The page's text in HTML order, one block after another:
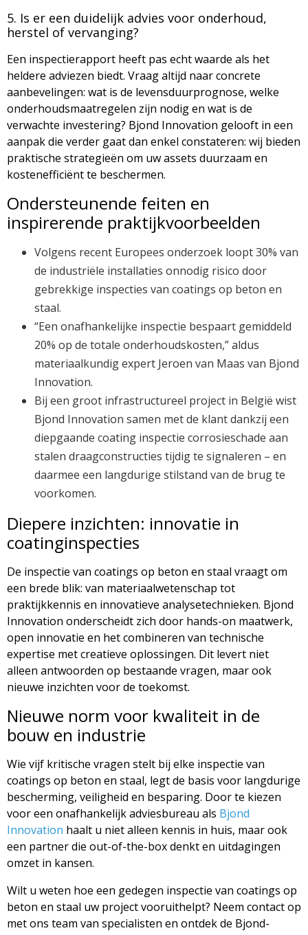
5. Is er een duidelijk advies voor onderhoud,
herstel of vervanging?
Een inspectierapport heeft pas echt waarde als het
heldere adviezen biedt. Vraag altijd naar concrete
aanbevelingen: wat is de levensduurprognose, welke
onderhoudsmaatregelen zijn nodig en wat is de
verwachte investering? Bjond Innovation gelooft in een
aanpak die verder gaat dan enkel constateren: wij bieden
praktische strategieën om uw assets duurzaam en
kostenefficiënt te beschermen.
Ondersteunende feiten en
inspirerende praktijkvoorbeelden
Volgens recent Europees onderzoek loopt 30% van
de industriële installaties onnodig risico door
gebrekkige inspecties van coatings op beton en
staal.
“Een onafhankelijke inspectie bespaart gemiddeld
20% op de totale onderhoudskosten,” aldus
materiaalkundig expert Jeroen van Maas van Bjond
Innovation.
Bij een groot infrastructureel project in België wist
Bjond Innovation samen met de klant dankzij een
diepgaande coating inspectie corrosieschade aan
stalen draagconstructies tijdig te signaleren – en
daarmee een langdurige stilstand van de brug te
voorkomen.
Diepere inzichten: innovatie in
coatinginspecties
De inspectie van coatings op beton en staal vraagt om
een brede blik: van materiaalwetenschap tot
praktijkkennis en innovatieve analysetechnieken. Bjond
Innovation onderscheidt zich door hands-on maatwerk,
open innovatie en het combineren van technische
expertise met creatieve oplossingen. Dit levert niet
alleen antwoorden op bestaande vragen, maar ook
nieuwe inzichten voor de toekomst.
Nieuwe norm voor kwaliteit in de
bouw en industrie
Wie vijf kritische vragen stelt bij elke inspectie van
coatings op beton en staal, legt de basis voor langdurige
bescherming, veiligheid en besparing. Door te kiezen
voor een onafhankelijk adviesbureau als Bjond
Innovation haalt u niet alleen kennis in huis, maar ook
een partner die out-of-the-box denkt en uitdagingen
omzet in kansen.
Wilt u weten hoe een gedegen inspectie van coatings op
beton en staal uw project vooruithelpt? Neem contact op
met ons team van specialisten en ontdek de Bjond-